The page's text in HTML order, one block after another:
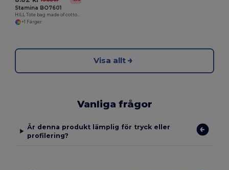
Stamina BO7601
+1 Färger
Visa allt
Vanliga frågor
Är denna produkt lämplig för tryck eller
profilering?